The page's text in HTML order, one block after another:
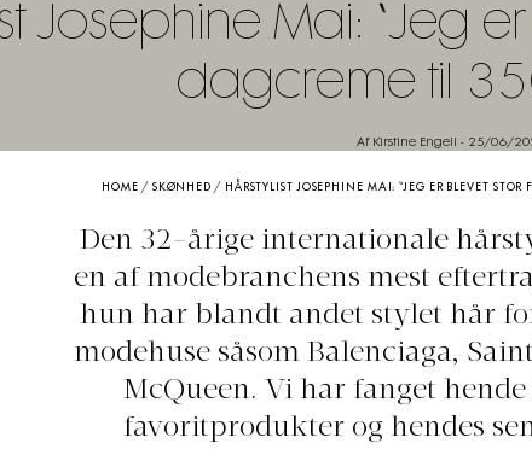
Josephine Mai: “Jeg
dagcreme til
Af Kirstine Engell - 25/06/
HOME / SKØNHED / HÅRSTYLIST JOSEPHINE MAI: “JEG ER BLEVET
Den 32-årige internationale
en af modebranchens mest
hun har blandt andet stylet hår
modehuse såsom Balenciaga,
McQueen. Vi har fanget
favoritprodukter og hendes